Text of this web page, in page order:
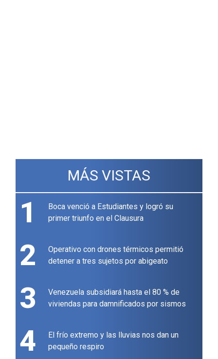
MÁS VISTAS
1
Boca venció a Estudiantes y logró su
primer triunfo en el Clausura
2
Operativo con drones térmicos permitió
detener a tres sujetos por abigeato
3
Venezuela subsidiará hasta el 80 % de
viviendas para damnificados por sismos
4
El frío extremo y las lluvias nos dan un
pequeño respiro